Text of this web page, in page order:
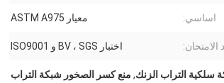
اساسي: معيار ASTM A975
الامتحان: اختبار BV ، SGS و ISO9001
, منع كسر الصخور شبكة التراب